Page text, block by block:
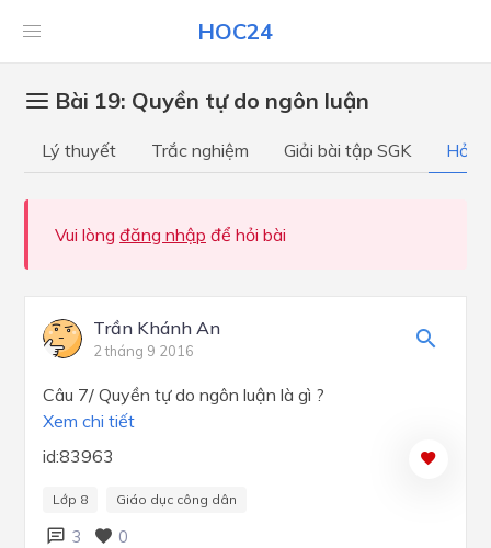
HOC24
Bài 19: Quyền tự do ngôn luận
Lý thuyết Trắc nghiệm Giải bài tập SGK Hỏi
Vui lòng đăng nhập để hỏi bài
Trần Khánh An
2 tháng 9 2016
Câu 7/ Quyền tự do ngôn luận là gì ?
Xem chi tiết
id:83963
Lớp 8 Giáo dục công dân
3 0